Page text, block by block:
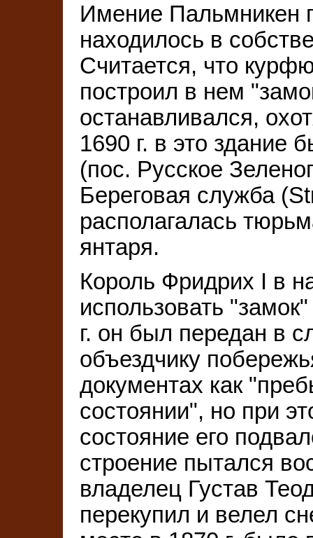
Имение Пальмникен
находилось в
Считается, что
построил в нем
останавливался,
1690 г. в это здание
(пос. Русское
Береговая служба
располагалась
янтаря.
Король Фридрих I в
использовать
г. он был передан в
объездчику
документах как
состоянии", но при
состояние его
строение пытался
владелец Густав
перекупил и велел